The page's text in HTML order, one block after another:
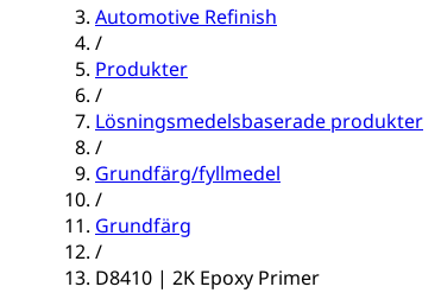
Automotive Refinish
/
Produkter
/
Lösningsmedelsbaserade produkter
/
Grundfärg/fyllmedel
/
Grundfärg
/
D8410 | 2K Epoxy Primer